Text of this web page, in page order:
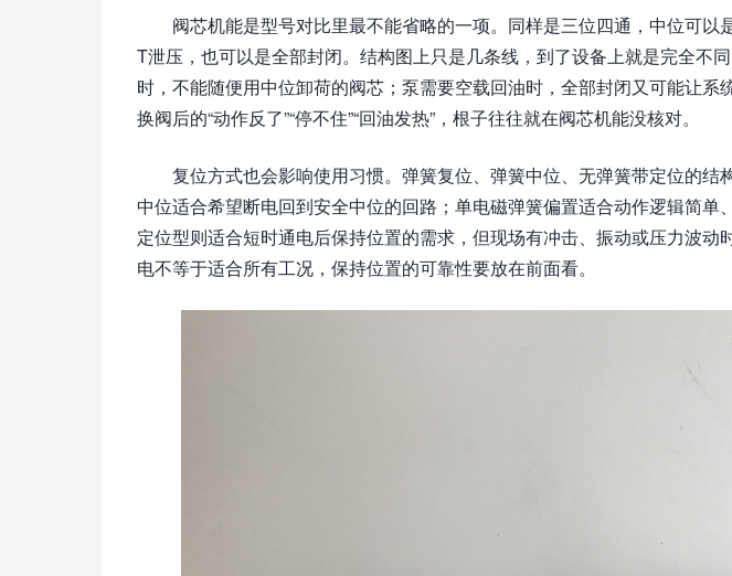
阀芯机能是型号对比里最不能省略的一项。同样是三位四通，中位可以
T泄压，也可以是全部封闭。结构图上只是几条线，到了设备上就是完全不
时，不能随便用中位卸荷的阀芯；泵需要空载回油时，全部封闭又可能让系
换阀后的“动作反了”“停不住”“回油发热”，根子往往就在阀芯机能没核对。
复位方式也会影响使用习惯。弹簧复位、弹簧中位、无弹簧带定位的结
中位适合希望断电回到安全中位的回路；单电磁弹簧偏置适合动作逻辑简单
定位型则适合短时通电后保持位置的需求，但现场有冲击、振动或压力波动
电不等于适合所有工况，保持位置的可靠性要放在前面看。